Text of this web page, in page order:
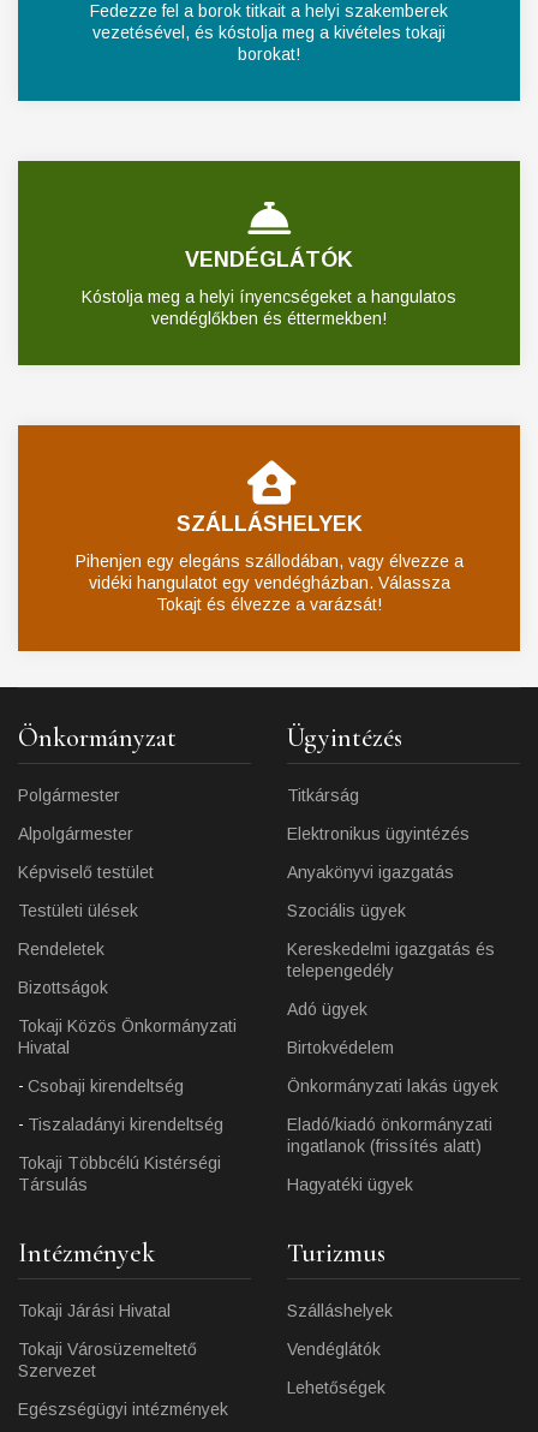
Fedezze fel a borok titkait a helyi szakemberek
vezetésével, és kóstolja meg a kivételes tokaji
borokat!
VENDÉGLÁTÓK
Kóstolja meg a helyi ínyencségeket a hangulatos
vendéglőkben és éttermekben!
SZÁLLÁSHELYEK
Pihenjen egy elegáns szállodában, vagy élvezze a
vidéki hangulatot egy vendégházban. Válassza
Tokajt és élvezze a varázsát!
Önkormányzat
Polgármester
Alpolgármester
Képviselő testület
Testületi ülések
Rendeletek
Bizottságok
Tokaji Közös Önkormányzati
Hivatal
Csobaji kirendeltség
Tiszaladányi kirendeltség
Tokaji Többcélú Kistérségi
Társulás
Ügyintézés
Titkárság
Elektronikus ügyintézés
Anyakönyvi igazgatás
Szociális ügyek
Kereskedelmi igazgatás és
telepengedély
Adó ügyek
Birtokvédelem
Önkormányzati lakás ügyek
Eladó/kiadó önkormányzati
ingatlanok (frissítés alatt)
Hagyatéki ügyek
Intézmények
Tokaji Járási Hivatal
Tokaji Városüzemeltető
Szervezet
Egészségügyi intézmények
Turizmus
Szálláshelyek
Vendéglátók
Lehetőségek